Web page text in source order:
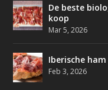
De beste
koop
Mar 5, 2026
Iberische
Feb 3, 2026